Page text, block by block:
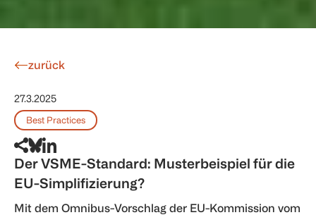
zurück
27.3.2025
Best Practices
Der VSME-Standard: Musterbeispiel für die
EU-Simplifizierung?
Mit dem Omnibus-Vorschlag der EU-Kommission vom